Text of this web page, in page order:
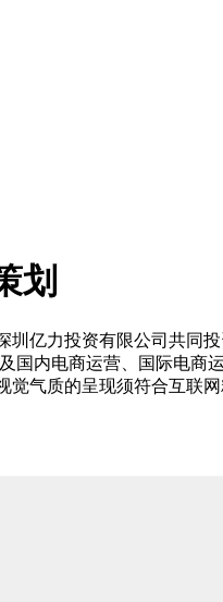
划
亿力投资有限公司共同
内电商运营、国际电
气质的呈现须符合互联